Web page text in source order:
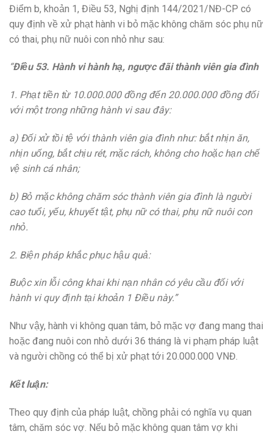
Điểm b, khoản 1, Điều 53, Nghị định 144/2021/NĐ-CP có
quy định về xử phạt hành vi bỏ mặc không chăm sóc phụ nữ
có thai, phụ nữ nuôi con nhỏ như sau:
“Điều 53. Hành vi hành hạ, ngược đãi thành viên gia đình
1. Phạt tiền từ 10.000.000 đồng đến 20.000.000 đồng đối
với một trong những hành vi sau đây:
a) Đối xử tồi tệ với thành viên gia đình như: bắt nhịn ăn,
nhịn uống, bắt chịu rét, mặc rách, không cho hoặc hạn chế
vệ sinh cá nhân;
b) Bỏ mặc không chăm sóc thành viên gia đình là người
cao tuổi, yếu, khuyết tật, phụ nữ có thai, phụ nữ nuôi con
nhỏ.
2. Biện pháp khắc phục hậu quả:
Buộc xin lỗi công khai khi nạn nhân có yêu cầu đối với
hành vi quy định tại khoản 1 Điều này.”
Như vậy, hành vi không quan tâm, bỏ mặc vợ đang mang thai
hoặc đang nuôi con nhỏ dưới 36 tháng là vi phạm pháp luật
và người chồng có thể bị xử phạt tới 20.000.000 VNĐ.
Kết luận:
Theo quy định của pháp luật, chồng phải có nghĩa vụ quan
tâm, chăm sóc vợ. Nếu bỏ mặc không quan tâm vợ khi